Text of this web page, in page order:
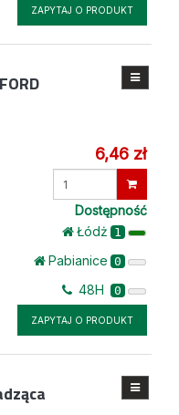
ZAPYTAJ O PRODUKT
6,46 zł
Dostępność
Łódż 1
Pabianice 0
48H 0
ZAPYTAJ O PRODUKT